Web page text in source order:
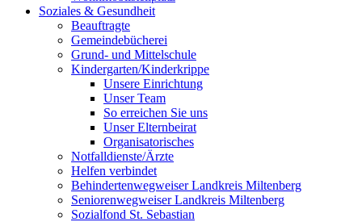
Soziales & Gesundheit
Beauftragte
Gemeindebücherei
Grund- und Mittelschule
Kindergarten/Kinderkrippe
Unsere Einrichtung
Unser Team
So erreichen Sie uns
Unser Elternbeirat
Organisatorisches
Notfalldienste/Ärzte
Helfen verbindet
Behindertenwegweiser Landkreis Miltenberg
Seniorenwegweiser Landkreis Miltenberg
Sozialfond St. Sebastian